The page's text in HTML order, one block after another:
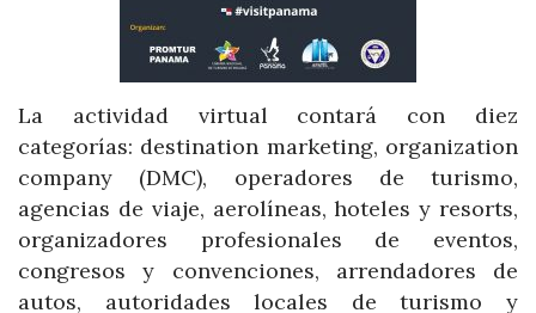
La actividad virtual contará con diez
categorías: destination marketing, organization
company (DMC), operadores de turismo,
agencias de viaje, aerolíneas, hoteles y resorts,
organizadores profesionales de eventos,
congresos y convenciones, arrendadores de
autos, autoridades locales de turismo y